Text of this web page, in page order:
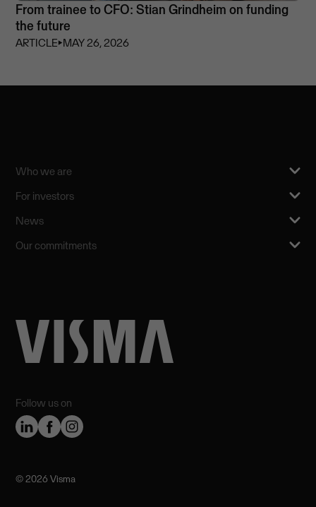
From trainee to CFO: Stian Grindheim on funding
the future
ARTICLE⏵MAY 26, 2026
Follow us on
Who we are
For investors
News
Our commitments
©️ 2026 Visma